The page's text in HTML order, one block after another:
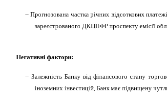
– Прогнозована частка річних відсоткових
зареєстрованого ДКЦПФР проспекту емісії
Негативні фактори:
– Залежність Банку від фінансового стану
іноземних інвестицій, Банк має підвищену